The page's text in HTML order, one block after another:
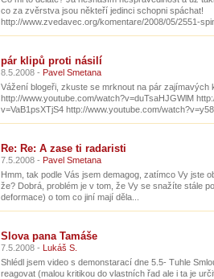
co za zvěrstva jsou někteří jedinci schopni spáchat!
http://www.zvedavec.org/komentare/2008/05/2551-
pár klipů proti násilí
8.5.2008 - Pavel Smetana
Vážení blogeři, zkuste se mrknout na pár zajímavých
http://www.youtube.com/watch?v=duTsaHJGWlM
v=VaB1psXTjS4 http://www.youtube.com/
Re: Re: A zase ti radaristi
7.5.2008 - Pavel Smetana
Hmm, tak podle Vás jsem demagog, zatímco Vy jste
že? Dobrá, problém je v tom, že Vy se snažíte stále
deformace) o tom co jiní mají děla...
Slova pana Tamáše
7.5.2008 - Lukáš S.
Shlédl jsem video s demonstarací dne 5.5- Tuhle
reagovat (malou kritikou do vlastních řad ale i ta je